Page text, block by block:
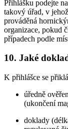
Přihlášku podejte na
takový úřad, v
prováděná
organizace, pokud
případech podle
10. Jaké
K přihlášce se
úředně
(ukončení
doklady